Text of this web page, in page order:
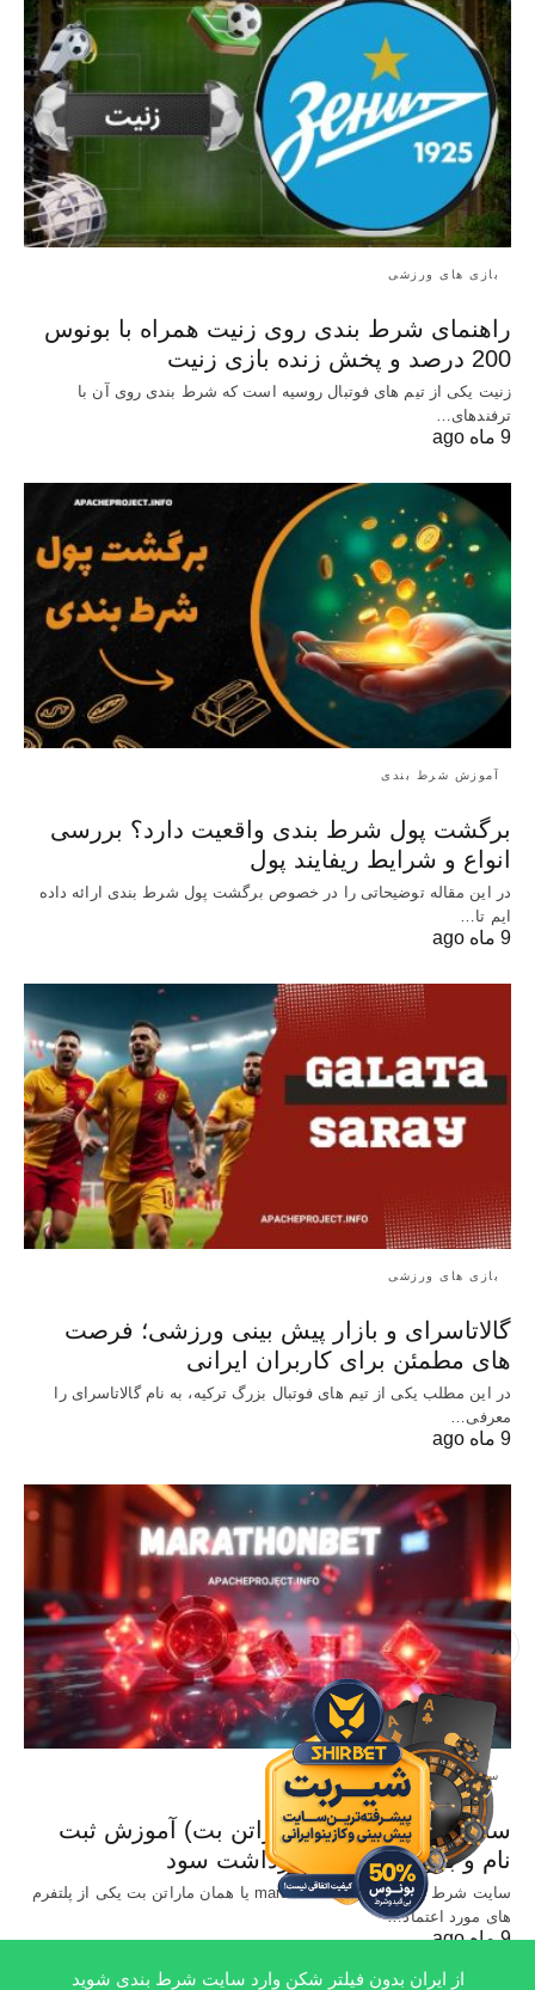
X
بازی های ورزشی
راهنمای شرط بندی روی زنیت همراه با بونوس
200 درصد و پخش زنده بازی زنیت
زنیت یکی از تیم های فوتبال روسیه است که شرط بندی روی آن با
ترفندهای…
9 ماه ago
آموزش شرط بندی
برگشت پول شرط بندی واقعیت دارد؟ بررسی
انواع و شرایط ریفایند پول
در این مقاله توضیحاتی را در خصوص برگشت پول شرط بندی ارائه داده
ایم تا…
9 ماه ago
بازی های ورزشی
گالاتاسرای و بازار پیش‌ بینی ورزشی؛ فرصت‌
های مطمئن برای کاربران ایرانی
در این مطلب یکی از تیم های فوتبال بزرگ ترکیه، به نام گالاتاسرای را
معرفی…
9 ماه ago
سایت معتبر شرط بندی
سایت Marathonbet (ماراتن بت) آموزش ثبت
نام و بررسی شرایط برداشت سود
سایت شرط بندی خارجی marathonbet یا همان ماراتن بت یکی از پلتفرم
های مورد اعتماد…
9 ماه ago
از ایران بدون فیلتر شکن وارد سایت شرط بندی شوید